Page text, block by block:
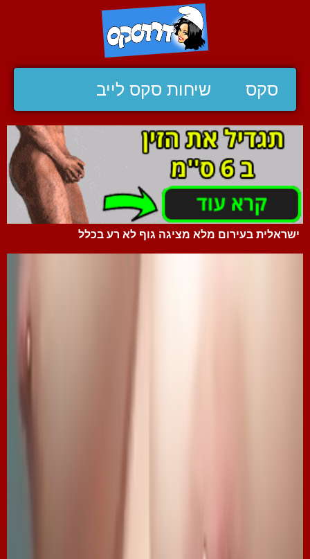
סקס שיחות סקס לייב
ישראלית בעירום מלא מציגה גוף לא רע בכלל